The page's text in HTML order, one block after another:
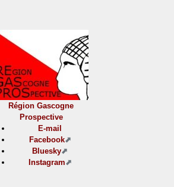
Région Gascogne
Prospective
E-mail
Facebook
Bluesky
Instagram